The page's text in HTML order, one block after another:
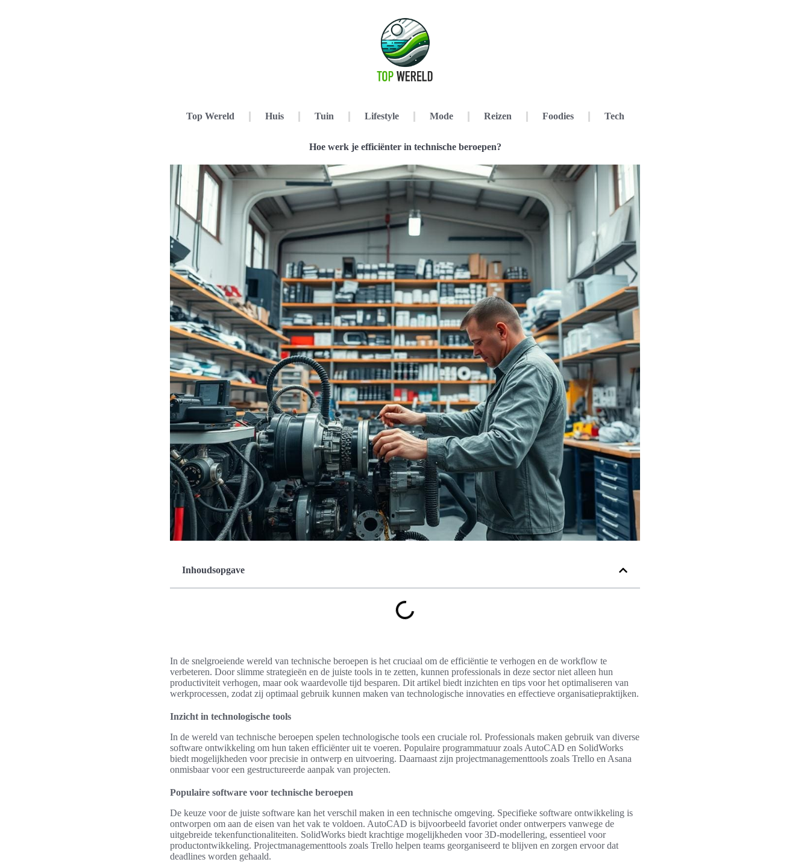
Top Wereld Huis Tuin Lifestyle Mode Reizen Foodies Tech
Hoe werk je efficiënter in technische beroepen?
Inhoudsopgave
In de snelgroeiende wereld van technische beroepen is het cruciaal om de efficiëntie te verhogen en de workflow te
verbeteren. Door slimme strategieën en de juiste tools in te zetten, kunnen professionals in deze sector niet alleen hun
productiviteit verhogen, maar ook waardevolle tijd besparen. Dit artikel biedt inzichten en tips voor het optimaliseren van
werkprocessen, zodat zij optimaal gebruik kunnen maken van technologische innovaties en effectieve organisatiepraktijken.
Inzicht in technologische tools
In de wereld van technische beroepen spelen technologische tools een cruciale rol. Professionals maken gebruik van diverse
software ontwikkeling om hun taken efficiënter uit te voeren. Populaire programmatuur zoals AutoCAD en SolidWorks
biedt mogelijkheden voor precisie in ontwerp en uitvoering. Daarnaast zijn projectmanagementtools zoals Trello en Asana
onmisbaar voor een gestructureerde aanpak van projecten.
Populaire software voor technische beroepen
De keuze voor de juiste software kan het verschil maken in een technische omgeving. Specifieke software ontwikkeling is
ontworpen om aan de eisen van het vak te voldoen. AutoCAD is bijvoorbeeld favoriet onder ontwerpers vanwege de
uitgebreide tekenfunctionaliteiten. SolidWorks biedt krachtige mogelijkheden voor 3D-modellering, essentieel voor
productontwikkeling. Projectmanagementtools zoals Trello helpen teams georganiseerd te blijven en zorgen ervoor dat
deadlines worden gehaald.